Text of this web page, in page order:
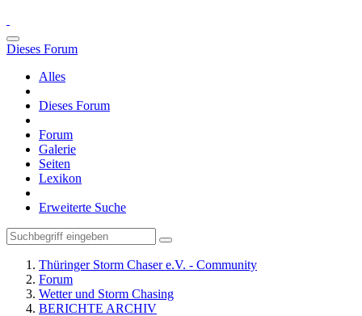
Dieses Forum
Alles
Dieses Forum
Forum
Galerie
Seiten
Lexikon
Erweiterte Suche
Thüringer Storm Chaser e.V. - Community
Forum
Wetter und Storm Chasing
BERICHTE ARCHIV